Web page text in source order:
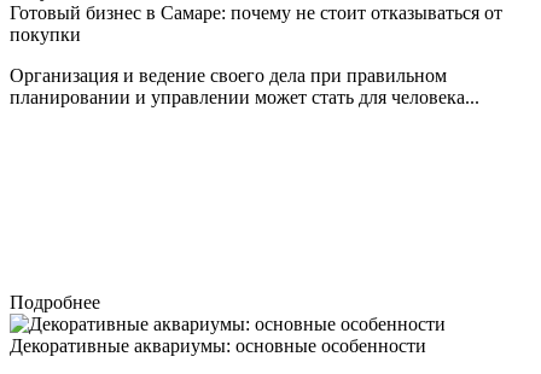
Готовый бизнес в Самаре: почему не стоит отказываться от
покупки
Организация и ведение своего дела при правильном
планировании и управлении может стать для человека...
Подробнее
Декоративные аквариумы: основные особенности